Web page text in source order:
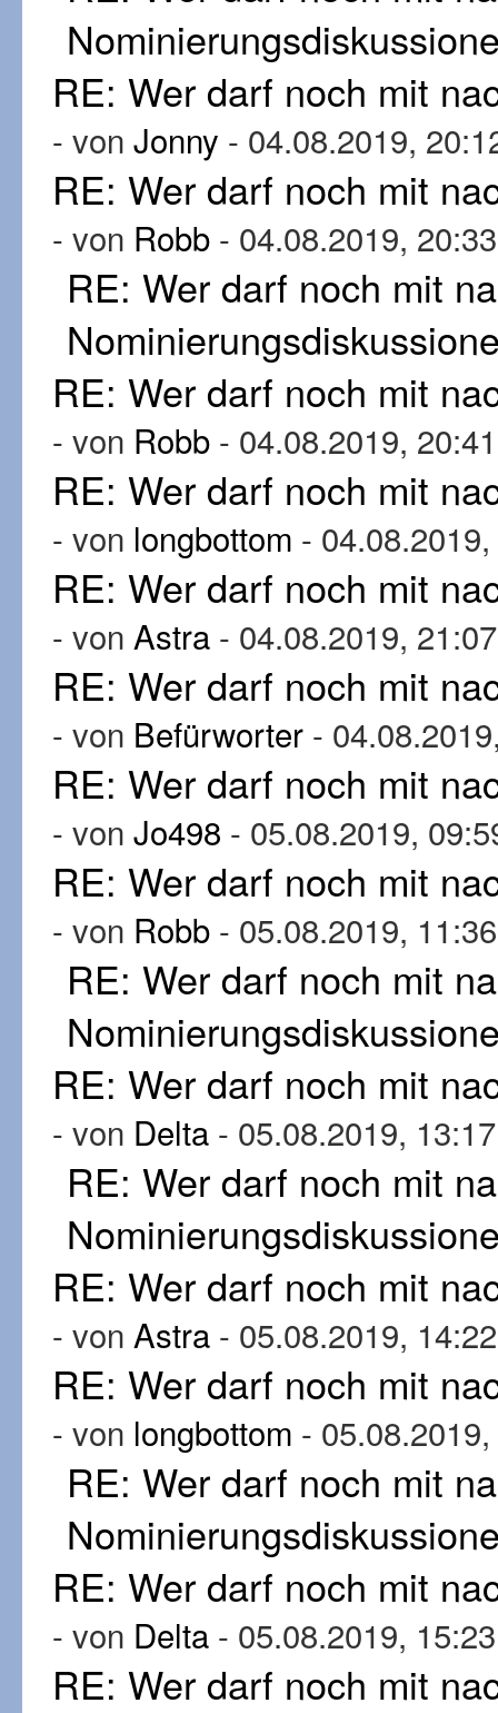
RE: Wer darf noch mit
- von Jonny - 04.08.2019,
RE: Wer darf noch mit
- von Robb - 04.08.2019, 20:33
RE: Wer darf noch mit
RE: Wer darf noch mit
- von Robb - 04.08.2019, 20:41
RE: Wer darf noch mit
- von longbottom -
RE: Wer darf noch mit
- von Astra - 04.08.2019, 21:07
RE: Wer darf noch mit
- von Befürworter -
RE: Wer darf noch mit
- von Jo498 - 05.08.2019,
RE: Wer darf noch mit
- von Robb - 05.08.2019, 11:36
RE: Wer darf noch mit
RE: Wer darf noch mit
- von Delta - 05.08.2019, 13:17
RE: Wer darf noch mit
RE: Wer darf noch mit
- von Astra - 05.08.2019, 14:22
RE: Wer darf noch mit
- von longbottom -
RE: Wer darf noch mit
RE: Wer darf noch mit
- von Delta - 05.08.2019, 15:23
RE: Wer darf noch mit